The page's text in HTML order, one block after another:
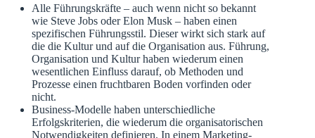
Alle Führungskräfte – auch wenn nicht so bekannt
wie Steve Jobs oder Elon Musk – haben einen
spezifischen Führungsstil. Dieser wirkt sich stark auf
die die Kultur und auf die Organisation aus. Führung,
Organisation und Kultur haben wiederum einen
wesentlichen Einfluss darauf, ob Methoden und
Prozesse einen fruchtbaren Boden vorfinden oder
nicht.
Business-Modelle haben unterschiedliche
Erfolgskriterien, die wiederum die organisatorischen
Notwendigkeiten definieren. In einem Marketing-